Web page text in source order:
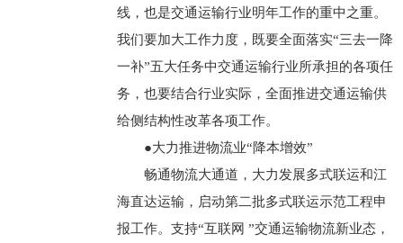
线，也是交通运输行业明年工作的重中之重。
我们要加大工作力度，既要全面落实“三去一降
一补”五大任务中交通运输行业所承担的各项任
务，也要结合行业实际，全面推进交通运输供
给侧结构性改革各项工作。
●大力推进物流业“降本增效”
畅通物流大通道，大力发展多式联运和江
海直达运输，启动第二批多式联运示范工程申
报工作。支持“互联网 ”交通运输物流新业态，